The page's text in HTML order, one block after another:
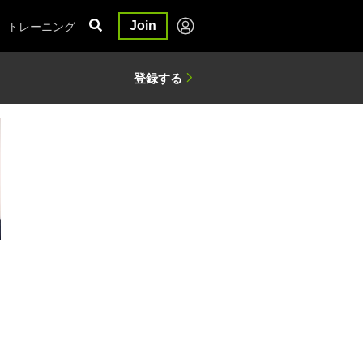
トレーニング Join